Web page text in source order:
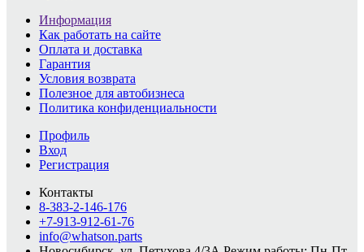
Информация
Как работать на сайте
Оплата и доставка
Гарантия
Условия возврата
Полезное для автобизнеса
Политика конфиденциальности
Профиль
Вход
Регистрация
Контакты
8-383-2-146-176
+7-913-912-61-76
info@whatson.parts